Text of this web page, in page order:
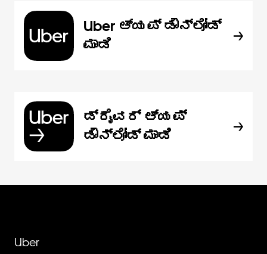
Uber ಆ್ಯಪ್‍ ಡೌನ್‌ಲೋಡ್
ಮಾಡಿ
ಡ್ರೈವರ್ ಆ್ಯಪ್
ಡೌನ್‌ಲೋಡ್ ಮಾಡಿ
Uber